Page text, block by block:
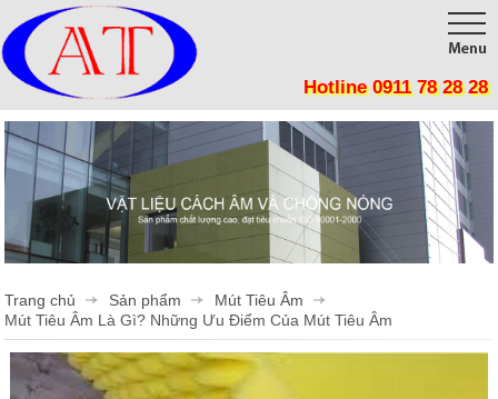
Trang chủ
Giới thiệu
Sản phẩm
Tôn Cách Nhiệt, Chống nóng, Giảm tiêu thụ điện năng
Panel Cách Nhiệt lợp mái, lắp ghép phòng sạch, kho lạnh
Vật Liệu Cách Nhiệt
Mút Tiêu Âm
Công trình
Thi công
Tin tức
Liên hệ
Hotline 0911 78 28 28
Trang chủ Sản phẩm
Mút Tiêu Âm
Mút Tiêu Âm Là Gì? Những Ưu Điểm Của Mút Tiêu Âm